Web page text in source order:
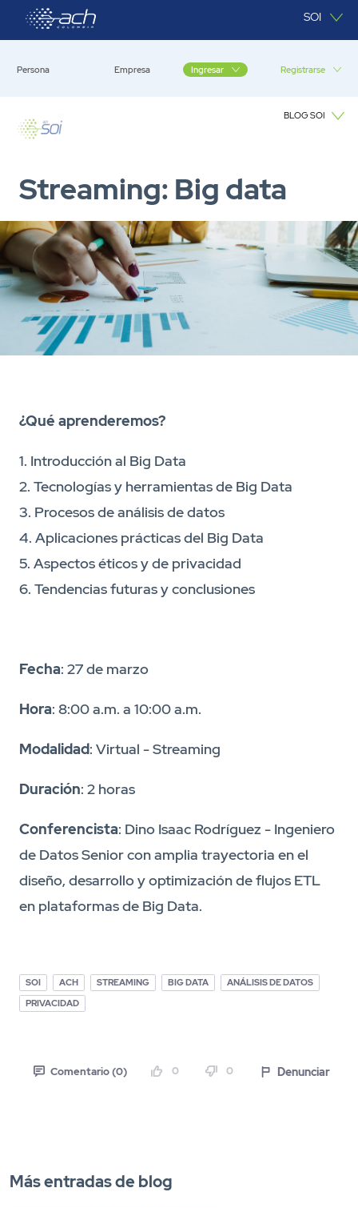
Saltar al contenido principal SOI
Persona Empresa Ingresar Registrarse
BLOG SOI
Streaming: Big data
¿Qué aprenderemos?
1. Introducción al Big Data
2. Tecnologías y herramientas de Big Data
3. Procesos de análisis de datos
4. Aplicaciones prácticas del Big Data
5. Aspectos éticos y de privacidad
6. Tendencias futuras y conclusiones
Fecha: 27 de marzo
Hora: 8:00 a.m. a 10:00 a.m.
Modalidad: Virtual - Streaming
Duración: 2 horas
Conferencista: Dino Isaac Rodríguez - Ingeniero
de Datos Senior con amplia trayectoria en el
diseño, desarrollo y optimización de flujos ETL
en plataformas de Big Data.
SOI ACH STREAMING BIG DATA
ANÁLISIS DE DATOS
PRIVACIDAD
Comentario (0) 0 0 Denunciar
Más entradas de blog